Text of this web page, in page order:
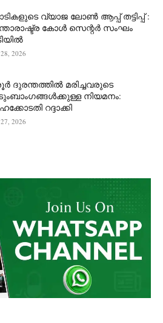
വ്യാജ ലോൺ ആപ്പ് തട്ടിപ്പ് :
കോൾ സെന്റർ സംഘം
2026
ദുരന്തത്തിൽ മരിച്ചവരുടെ
നിയമനം:
റദ്ദാക്കി
2026